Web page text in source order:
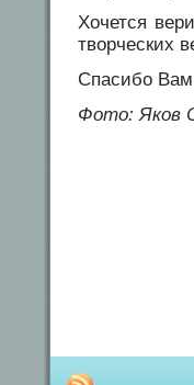
Хочется
творческих
Спасибо
Фото: Яков